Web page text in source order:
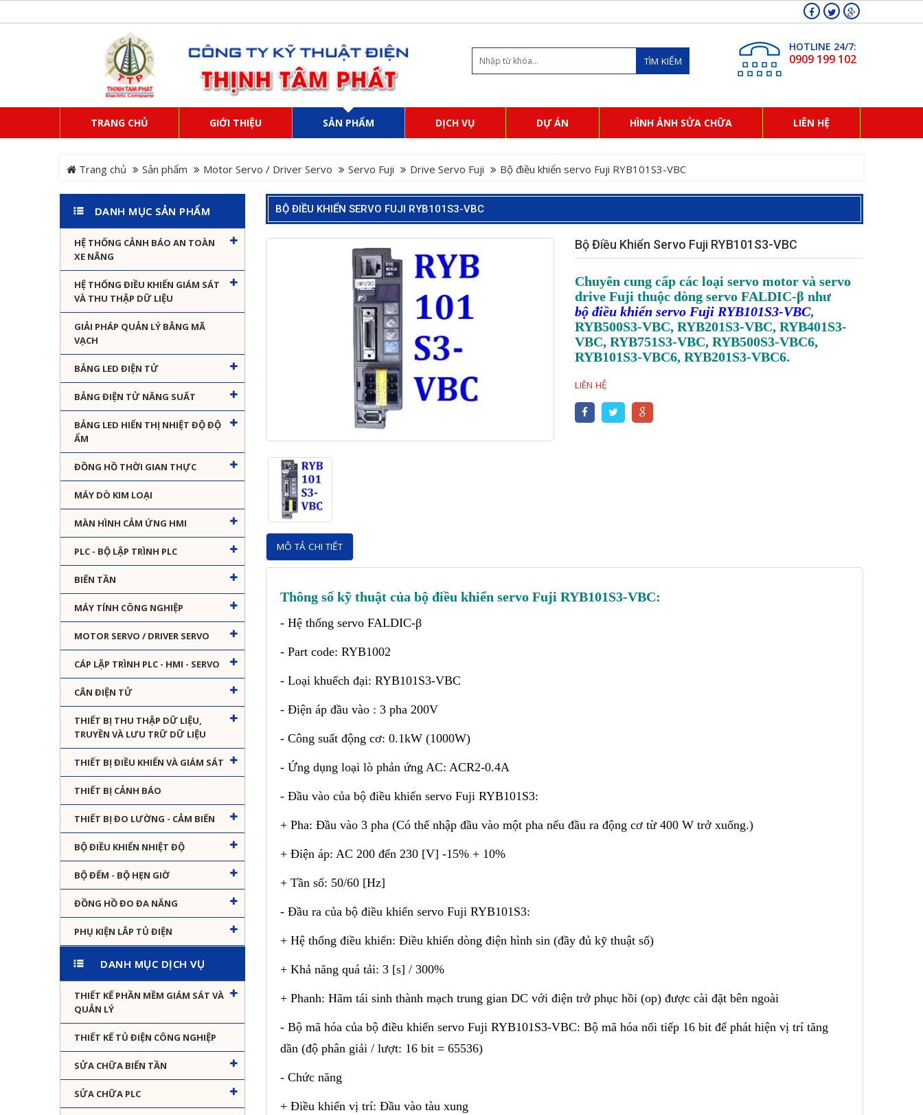
TÌM KIẾM
HOTLINE 24/7:
0909 199 102
TRANG CHỦ GIỚI THIỆU SẢN PHẨM DỊCH VỤ DỰ ÁN HÌNH ẢNH SỬA CHỮA LIÊN HỆ
Trang chủ Sản phẩm Motor Servo / Driver Servo Servo Fuji Drive Servo Fuji Bộ điều khiển servo Fuji RYB101S3-VBC
DANH MỤC SẢN PHẨM
HỆ THỐNG CẢNH BÁO AN TOÀN
XE NÂNG
HỆ THỐNG ĐIỀU KHIỂN GIÁM SÁT
VÀ THU THẬP DỮ LIỆU
GIẢI PHÁP QUẢN LÝ BẰNG MÃ
VẠCH
BẢNG LED ĐIỆN TỬ
BẢNG ĐIỆN TỬ NĂNG SUẤT
BẢNG LED HIỂN THỊ NHIỆT ĐỘ ĐỘ
ẨM
ĐỒNG HỒ THỜI GIAN THỰC
MÁY DÒ KIM LOẠI
MÀN HÌNH CẢM ỨNG HMI
PLC - BỘ LẬP TRÌNH PLC
BIẾN TẦN
MÁY TÍNH CÔNG NGHIỆP
MOTOR SERVO / DRIVER SERVO
CÁP LẬP TRÌNH PLC - HMI - SERVO
CÂN ĐIỆN TỬ
THIẾT BỊ THU THẬP DỮ LIỆU,
TRUYỀN VÀ LƯU TRỮ DỮ LIỆU
THIẾT BỊ ĐIỀU KHIỂN VÀ GIÁM SÁT
THIẾT BỊ CẢNH BÁO
THIẾT BỊ ĐO LƯỜNG - CẢM BIẾN
BỘ ĐIỀU KHIỂN NHIỆT ĐỘ
BỘ ĐẾM - BỘ HẸN GIỜ
ĐỒNG HỒ ĐO ĐA NĂNG
PHỤ KIỆN LẮP TỦ ĐIỆN
DANH MỤC DỊCH VỤ
THIẾT KẾ PHẦN MỀM GIÁM SÁT VÀ
QUẢN LÝ
THIẾT KẾ TỦ ĐIỆN CÔNG NGHIỆP
SỬA CHỮA BIẾN TẦN
SỬA CHỮA PLC
BỘ ĐIỀU KHIỂN SERVO FUJI RYB101S3-VBC
Bộ Điều Khiển Servo Fuji RYB101S3-VBC
Chuyên cung cấp các loại servo motor và servo
drive Fuji thuộc dòng servo FALDIC-β như
bộ điều khiển servo Fuji RYB101S3-VBC,
RYB500S3-VBC, RYB201S3-VBC, RYB401S3-
VBC, RYB751S3-VBC, RYB500S3-VBC6,
RYB101S3-VBC6, RYB201S3-VBC6.
LIÊN HỆ
MÔ TẢ CHI TIẾT
Thông số kỹ thuật của bộ điều khiển servo Fuji RYB101S3-VBC:
- Hệ thống servo FALDIC-β
- Part code: RYB1002
- Loại khuếch đại: RYB101S3-VBC
- Điện áp đầu vào : 3 pha 200V
- Công suất động cơ: 0.1kW (1000W)
- Ứng dụng loại lò phản ứng AC: ACR2-0.4A
- Đầu vào của bộ điều khiển servo Fuji RYB101S3:
+ Pha: Đầu vào 3 pha (Có thể nhập đầu vào một pha nếu đầu ra động cơ từ 400 W trở xuống.)
+ Điện áp: AC 200 đến 230 [V] -15% + 10%
+ Tần số: 50/60 [Hz]
- Đầu ra của bộ điều khiển servo Fuji RYB101S3:
+ Hệ thống điều khiển: Điều khiển dòng điện hình sin (đầy đủ kỹ thuật số)
+ Khả năng quá tải: 3 [s] / 300%
+ Phanh: Hãm tái sinh thành mạch trung gian DC với điện trở phục hồi (op) được cài đặt bên ngoài
- Bộ mã hóa của bộ điều khiển servo Fuji RYB101S3-VBC: Bộ mã hóa nối tiếp 16 bit để phát hiện vị trí tăng
dần (độ phân giải / lượt: 16 bit = 65536)
- Chức năng
+ Điều khiển vị trí: Đầu vào tàu xung